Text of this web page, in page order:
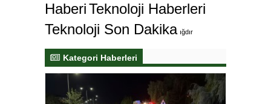
HaberiTeknoloji Haberleri
Teknoloji Son Dakika ığdır
Kategori Haberleri